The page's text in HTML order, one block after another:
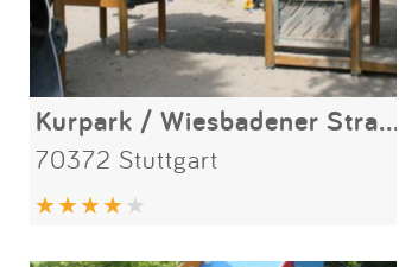
Kurpark / Wiesbadener Straße
70372 Stuttgart